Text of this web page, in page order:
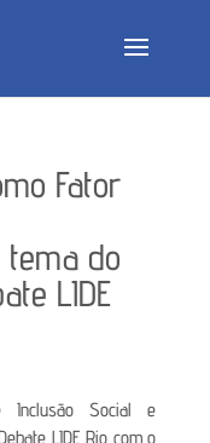
Fator
tema do
LIDE
Inclusão Social e
LIDE Rio com o